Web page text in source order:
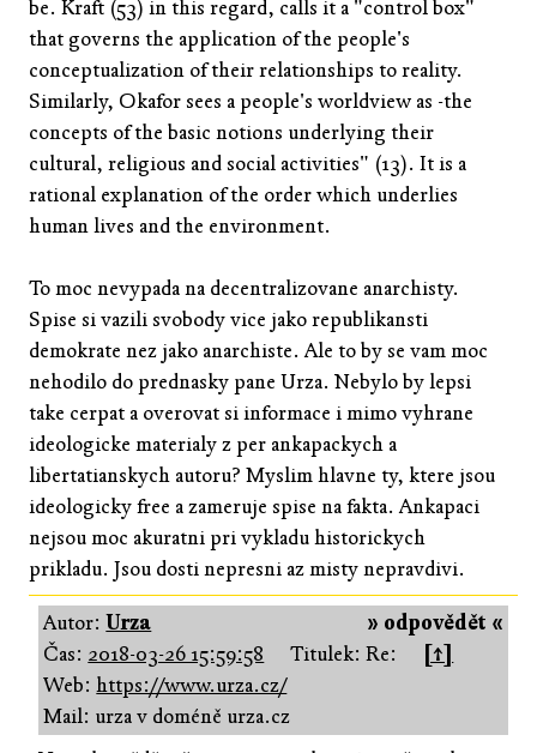
be. Kraft (53) in this regard, calls it a "control box"
that governs the application of the people's
conceptualization of their relationships to reality.
Similarly, Okafor sees a people's worldview as -the
concepts of the basic notions underlying their
cultural, religious and social activities" (13). It is a
rational explanation of the order which underlies
human lives and the environment.
To moc nevypada na decentralizovane anarchisty.
Spise si vazili svobody vice jako republikansti
demokrate nez jako anarchiste. Ale to by se vam moc
nehodilo do prednasky pane Urza. Nebylo by lepsi
take cerpat a overovat si informace i mimo vyhrane
ideologicke materialy z per ankapackych a
libertatianskych autoru? Myslim hlavne ty, ktere jsou
ideologicky free a zameruje spise na fakta. Ankapaci
nejsou moc akuratni pri vykladu historickych
prikladu. Jsou dosti nepresni az misty nepravdivi.
» odpovědět «
Autor:Urza
Čas: 2018-03-26 15:59:58 Titulek: Re:
[↑]
Web:https://www.urza.cz/
Mail: urza v doméně urza.cz